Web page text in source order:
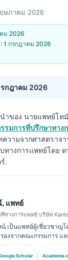
ษภาคม 2026
ม 2026
1 กรกฎาคม 2026
กฎาคม 2026
ำของ นายแพทย์โท
รมการที่ปรึกษาทาง
ความจากศาสตราจ
ทางการแพทย์โดย
.
แพทย์
ทางการแพทย์ บริษัท
น์ เป็นแพทย์ผู้เชี่ยวชาญ
องจากคณะกรรมการ แ
ากกว่า 15 ปีด้านเวชศาส
ะห์ทางคลินิกที่ช่วยด้วย
Scholar